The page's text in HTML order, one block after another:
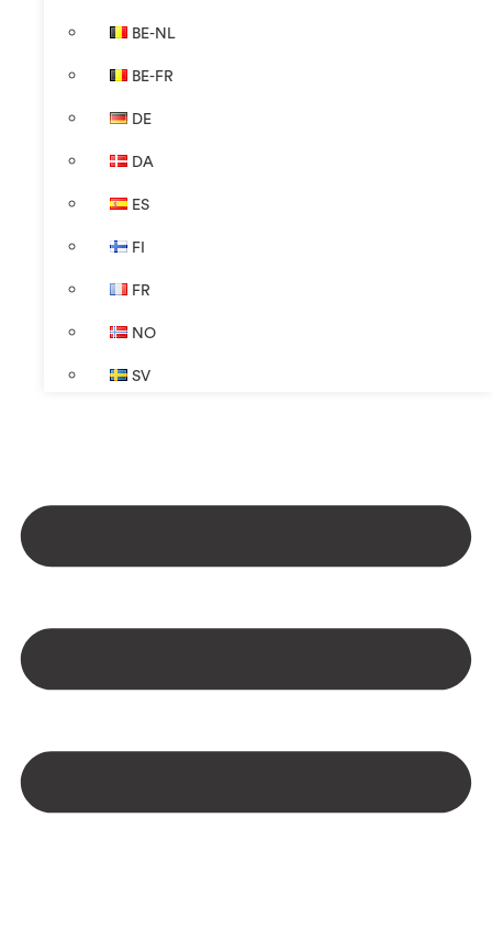
BE-NL
BE-FR
DE
DA
ES
FI
FR
NO
SV